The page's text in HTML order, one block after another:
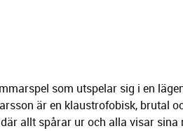
som utspelar sig i en
är en klaustrofobisk, brutal
allt spårar ur och alla visar